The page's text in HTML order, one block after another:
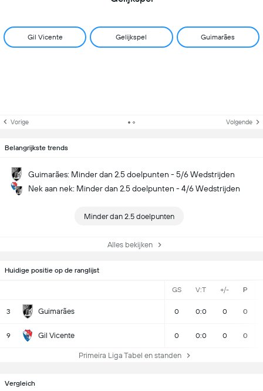
Gil Vicente Gelijkspel Guimarães
Vorige Volgende
Belangrijkste trends
Guimarães: Minder dan 2.5 doelpunten - 5/6 Wedstrijden
Nek aan nek: Minder dan 2.5 doelpunten - 4/6 Wedstrijden
Minder dan 2.5 doelpunten
Alles bekijken
Huidige positie op de ranglijst
GS V:T +/- P
3 Guimarães 0 0:0 0 0
9 Gil Vicente 0 0:0 0 0
Primeira Liga Tabel en standen
Vergleich